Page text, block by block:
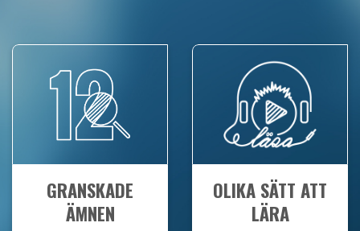
GRANSKADE
ÄMNEN
OLIKA SÄTT ATT
LÄRA